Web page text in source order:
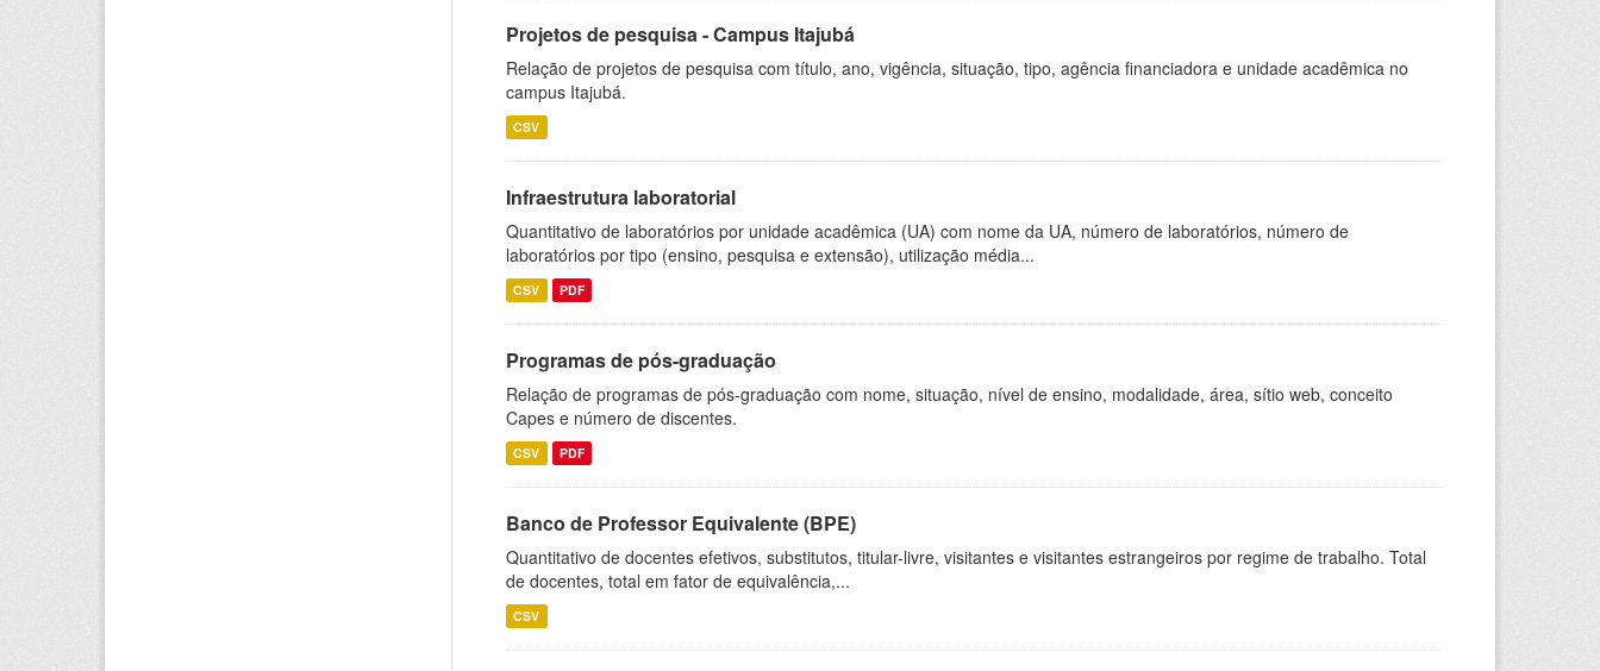
Projetos de pesquisa - Campus Itajubá
Relação de projetos de pesquisa com título, ano, vigência, situação, tipo, agência financiadora e unidade acadêmica no
campus Itajubá.
CSV
Infraestrutura laboratorial
Quantitativo de laboratórios por unidade acadêmica (UA) com nome da UA, número de laboratórios, número de
laboratórios por tipo (ensino, pesquisa e extensão), utilização média...
CSV PDF
Programas de pós-graduação
Relação de programas de pós-graduação com nome, situação, nível de ensino, modalidade, área, sítio web, conceito
Capes e número de discentes.
CSV PDF
Banco de Professor Equivalente (BPE)
Quantitativo de docentes efetivos, substitutos, titular-livre, visitantes e visitantes estrangeiros por regime de trabalho. Total
de docentes, total em fator de equivalência,...
CSV